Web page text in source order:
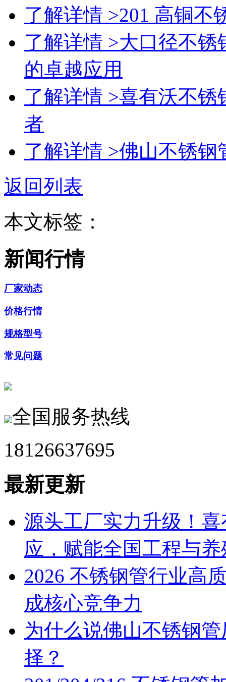
了解详情 >201 高铜不
了解详情 >大口径不锈
的卓越应用
了解详情 >喜有沃不锈
者
了解详情 >佛山不锈钢
返回列表
本文标签：
新闻行情
厂家动态
价格行情
规格型号
常见问题
全国服务热线
18126637695
最新更新
源头工厂实力升级！
应，赋能全国工程与
2026 不锈钢管行业高
成核心竞争力
为什么说佛山不锈钢
择？